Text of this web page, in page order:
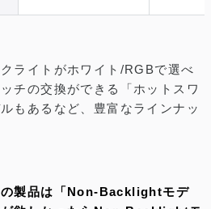
ライトがホワイト/RGBで選べ
チの交換ができる「ホットスワ
もあるなど、豊富なラインナッ
の製品は「Non-Backlightモデ